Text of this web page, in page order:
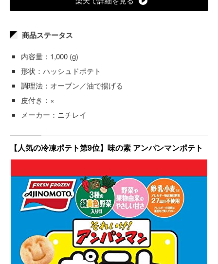
商品ステータス
内容量：1,000 (g)
形状：ハッシュドポテト
調理法：オーブン／油で揚げる
皮付き：×
メーカー：ニチレイ
【人気の冷凍ポテト第9位】味の素 アンパンマンポテト